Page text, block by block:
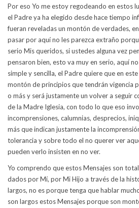
Por eso Yo me estoy regodeando en estos
el Padre ya ha elegido desde hace tiempo
fueran reveladas un montón de verdades,
pasar por aquí no les parezca extraño
serio Mis queridos, si ustedes alguna vez
pensaron bien, esto va muy en serio, aquí
simple y sencilla, el Padre quiere que en
montón de principios que tendrán vigencia
o más y será justamente un volver a seguir
de la Madre Iglesia, con todo lo que eso
incomprensiones, calumnias, desprecios,
más que indican justamente la
tolerancia y sobre todo el no querer ver
pueden verlo insisten en no ver.
Yo comprendo que estos Mensajes son
dados por Mí, por Mi Hijo a través de la
largos, no es porque tenga que hablar
son largos estos Mensajes porque son